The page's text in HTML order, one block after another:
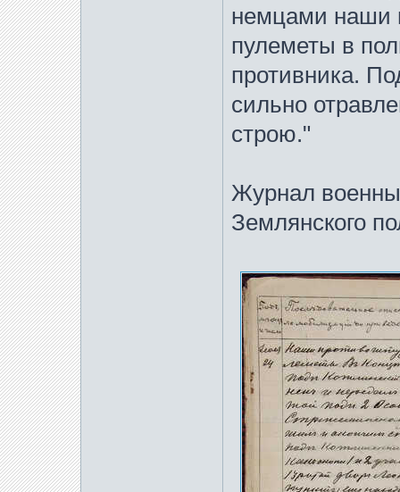
немцами наши
пулеметы в
противника.
сильно
строю."
Журнал
Землянского